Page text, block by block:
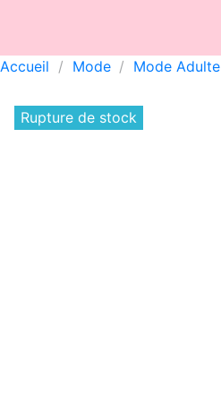
Accueil Mode Mode Adulte
Rupture de stock